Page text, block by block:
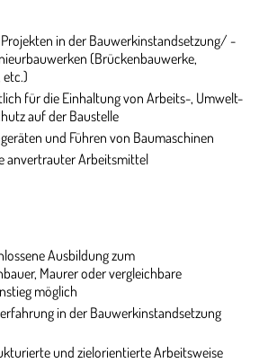
in der Bauwerkinstandsetzung/ -
(Brückenbauwerke,
für die Einhaltung von Arbeits-, Umwelt-
auf der Baustelle
und Führen von Baumaschinen
anvertrauter Arbeitsmittel
Ausbildung zum
Maurer oder vergleichbare
möglich
in der Bauwerkinstandsetzung
und zielorientierte Arbeitsweise